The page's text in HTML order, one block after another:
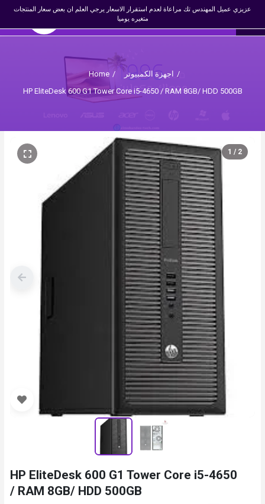
عزيزي عميل المهندس تك مراعاة لعدم استقرار الاسعار يرجي العلم ان بعض سعار المنتجات
متغيره يوميا
☰ المهندس تك × EN
Register
Home / اجهزة الكمبيوتر /
HP EliteDesk 600 G1 Tower Core i5-4650 / RAM 8GB/ HDD 500GB
1 / 2
HP EliteDesk 600 G1 Tower Core i5-4650
/ RAM 8GB/ HDD 500GB